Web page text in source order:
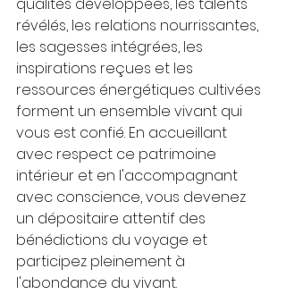
révélés, les relations nourrissantes,
les sagesses intégrées, les
inspirations reçues et les
ressources énergétiques cultivées
forment un ensemble vivant qui
vous est confié. En accueillant
avec respect ce patrimoine
intérieur et en l'accompagnant
avec conscience, vous devenez
un dépositaire attentif des
bénédictions du voyage et
participez pleinement à
l'abondance du vivant.